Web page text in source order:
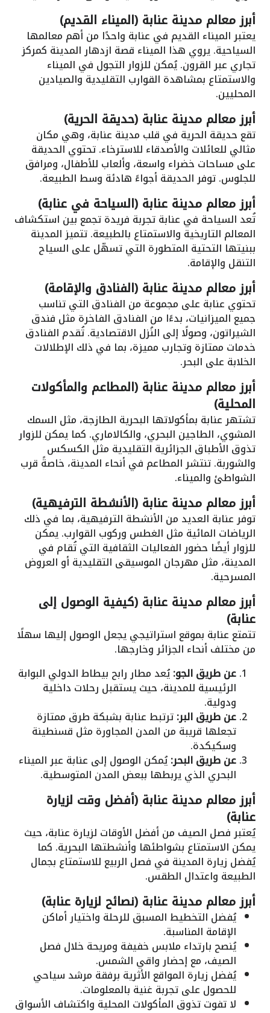
أبرز معالم مدينة عنابة (الميناء القديم)
يعتبر الميناء القديم في عنابة واحدًا من أهم معالمها
السياحية. يروي هذا الميناء قصة ازدهار المدينة كمركز
تجاري عبر القرون. يُمكن للزوار التجول في الميناء
والاستمتاع بمشاهدة القوارب التقليدية والصيادين
المحليين.
أبرز معالم مدينة عنابة (حديقة الحرية)
تقع حديقة الحرية في قلب مدينة عنابة، وهي مكان
مثالي للعائلات والأصدقاء للاسترخاء. تحتوي الحديقة
على مساحات خضراء واسعة، وألعاب للأطفال، ومرافق
للجلوس. توفر الحديقة أجواءً هادئة وسط الطبيعة.
أبرز معالم مدينة عنابة (السياحة في عنابة)
تُعد السياحة في عنابة تجربة فريدة تجمع بين استكشاف
المعالم التاريخية والاستمتاع بالطبيعة. تتميز المدينة
ببنيتها التحتية المتطورة التي تسهّل على السياح
التنقل والإقامة.
أبرز معالم مدينة عنابة (الفنادق والإقامة)
تحتوي عنابة على مجموعة من الفنادق التي تناسب
جميع الميزانيات، بدءًا من الفنادق الفاخرة مثل فندق
الشيراتون، وصولًا إلى النُزل الاقتصادية. تُقدم الفنادق
خدمات ممتازة وتجارب مميزة، بما في ذلك الإطلالات
الخلابة على البحر.
أبرز معالم مدينة عنابة (المطاعم والمأكولات
المحلية)
تشتهر عنابة بمأكولاتها البحرية الطازجة، مثل السمك
المشوي، الطاجين البحري، والكالاماري. كما يمكن للزوار
تذوق الأطباق الجزائرية التقليدية مثل الكسكس
والشوربة. تنتشر المطاعم في أنحاء المدينة، خاصةً قرب
الشواطئ والميناء.
أبرز معالم مدينة عنابة (الأنشطة الترفيهية)
توفر عنابة العديد من الأنشطة الترفيهية، بما في ذلك
الرياضات المائية مثل الغطس وركوب القوارب. يمكن
للزوار أيضًا حضور الفعاليات الثقافية التي تُقام في
المدينة، مثل مهرجان الموسيقى التقليدية أو العروض
المسرحية.
أبرز معالم مدينة عنابة (كيفية الوصول إلى
عنابة)
تتمتع عنابة بموقع استراتيجي يجعل الوصول إليها سهلًا
من مختلف أنحاء الجزائر وخارجها.
عن طريق الجو:يُعد مطار رابح بيطاط الدولي البوابة
الرئيسية للمدينة، حيث يستقبل رحلات داخلية
ودولية.
عن طريق البر:ترتبط عنابة بشبكة طرق ممتازة
تجعلها قريبة من المدن المجاورة مثل قسنطينة
وسكيكدة.
عن طريق البحر:يُمكن الوصول إلى عنابة عبر الميناء
البحري الذي يربطها ببعض المدن المتوسطية.
أبرز معالم مدينة عنابة (أفضل وقت لزيارة
عنابة)
يُعتبر فصل الصيف من أفضل الأوقات لزيارة عنابة، حيث
يمكن الاستمتاع بشواطئها وأنشطتها البحرية. كما
يُفضل زيارة المدينة في فصل الربيع للاستمتاع بجمال
الطبيعة واعتدال الطقس.
أبرز معالم مدينة عنابة (نصائح لزيارة عنابة)
يُفضل التخطيط المسبق للرحلة واختيار أماكن
الإقامة المناسبة.
يُنصح بارتداء ملابس خفيفة ومريحة خلال فصل
الصيف، مع إحضار واقي الشمس.
يُفضل زيارة المواقع الأثرية برفقة مرشد سياحي
للحصول على تجربة غنية بالمعلومات.
لا تفوت تذوق المأكولات المحلية واكتشاف الأسواق